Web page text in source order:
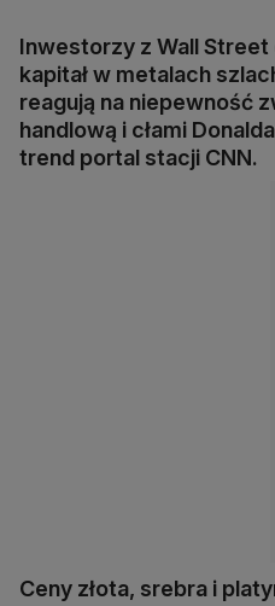
Inwestorzy z Wall
kapitał w metalach
reagują na niepewność
handlową i cłami
trend portal stacji CNN.
Ceny złota, srebra i